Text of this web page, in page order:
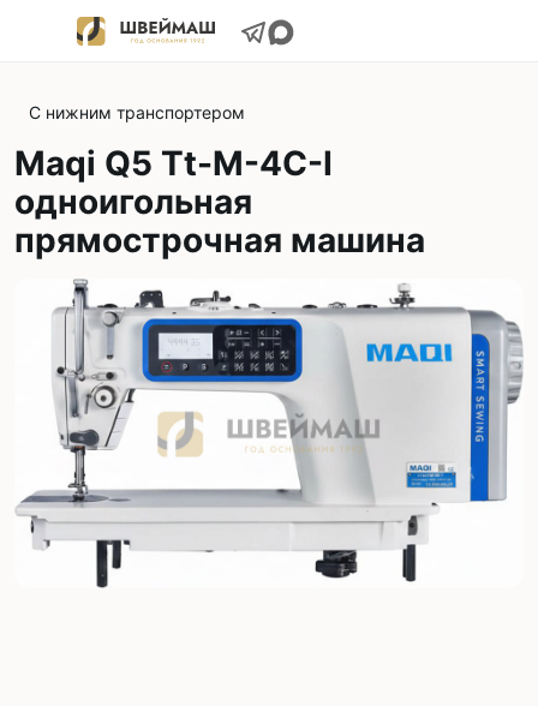
С нижним транспортером
Maqi Q5 Tt-M-4C-I
одноигольная
прямострочная машина